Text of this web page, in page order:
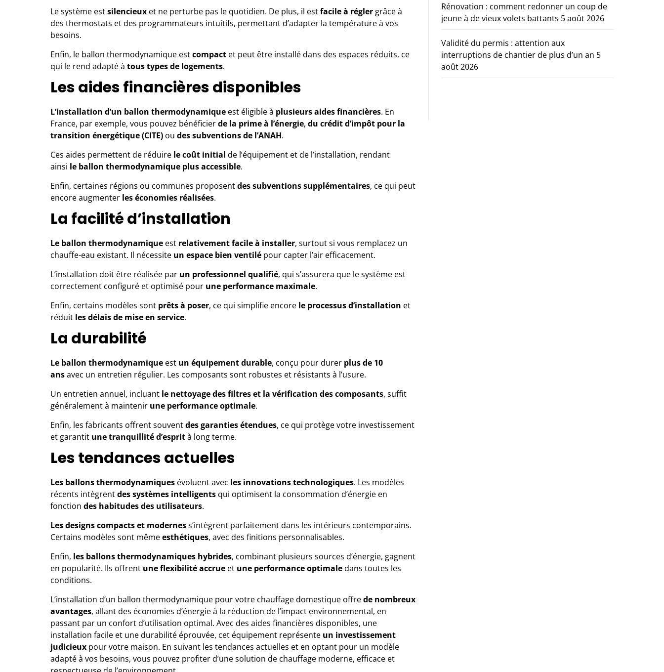
Le système estsilencieux et ne perturbe pas le quotidien. De plus, il estfacile à régler grâce à
des thermostats et des programmateurs intuitifs, permettant d’adapter la température à vos
besoins.
Enfin, le ballon thermodynamique estcompact et peut être installé dans des espaces réduits, ce
qui le rend adapté à tous types de logements.
Les aides financières disponibles
L’installation d’un ballon thermodynamique est éligible à plusieurs aides financières. En
France, par exemple, vous pouvez bénéficierde la prime à l’énergie, du crédit d’impôt pour la
transition énergétique (CITE) ou des subventions de l’ANAH.
Ces aides permettent de réduire le coût initial de l’équipement et de l’installation, rendant
ainsi le ballon thermodynamique plus accessible.
Enfin, certaines régions ou communes proposentdes subventions supplémentaires, ce qui peut
encore augmenter les économies réalisées.
La facilité d’installation
Le ballon thermodynamique est relativement facile à installer, surtout si vous remplacez un
chauffe-eau existant. Il nécessite un espace bien ventilé pour capter l’air efficacement.
L’installation doit être réalisée par un professionnel qualifié, qui s’assurera que le système est
correctement configuré et optimisé pour une performance maximale.
Enfin, certains modèles sont prêts à poser, ce qui simplifie encore le processus d’installation et
réduit les délais de mise en service.
La durabilité
Le ballon thermodynamique est un équipement durable, conçu pour durer plus de 10
ansavec un entretien régulier. Les composants sont robustes et résistants à l’usure.
Un entretien annuel, incluant le nettoyage des filtres et la vérification des composants, suffit
généralement à maintenir une performance optimale.
Enfin, les fabricants offrent souventdes garanties étendues, ce qui protège votre investissement
et garantit une tranquillité d’esprità long terme.
Les tendances actuelles
Les ballons thermodynamiques évoluent avec les innovations technologiques. Les modèles
récents intègrentdes systèmes intelligents qui optimisent la consommation d’énergie en
fonction des habitudes des utilisateurs.
Les designs compacts et moderness’intègrent parfaitement dans les intérieurs contemporains.
Certains modèles sont mêmeesthétiques, avec des finitions personnalisables.
Enfin, les ballons thermodynamiques hybrides, combinant plusieurs sources d’énergie, gagnent
en popularité. Ils offrent une flexibilité accrue et une performance optimaledans toutes les
conditions.
L’installation d’un ballon thermodynamique pour votre chauffage domestique offrede nombreux
avantages, allant des économies d’énergie à la réduction de l’impact environnemental, en
passant par un confort d’utilisation optimal. Avec des aides financières disponibles, une
installation facile et une durabilité éprouvée, cet équipement représente un investissement
judicieux pour votre maison. En suivant les tendances actuelles et en optant pour un modèle
adapté à vos besoins, vous pouvez profiter d’une solution de chauffage moderne, efficace et
Rénovation : comment redonner un coup de
jeune à de vieux volets battants 5 août 2026
Validité du permis : attention aux
interruptions de chantier de plus d’un an 5
août 2026